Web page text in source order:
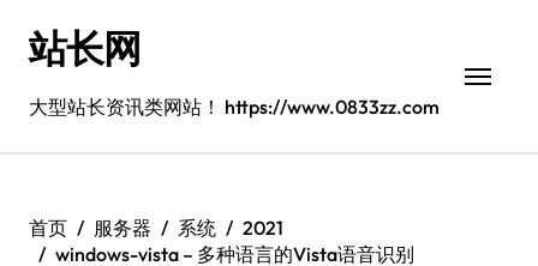
站长网
大型站长资讯类网站！ https://www.0833zz.com
首页 服务器 系统
2021
windows-vista – 多种语言的Vista语音识别